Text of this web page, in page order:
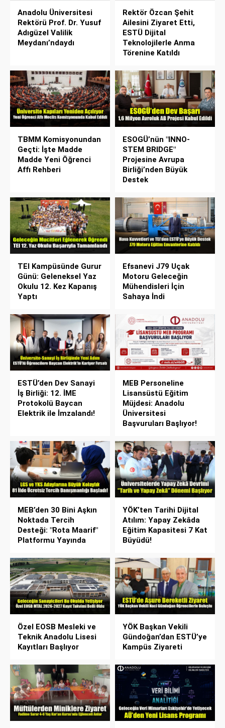
Anadolu Üniversitesi
Rektörü Prof. Dr. Yusuf
Adıgüzel Valilik
Meydanı’ndaydı
Rektör Özcan Şehit
Ailesini Ziyaret Etti,
ESTÜ Dijital
Teknolojilerle Anma
Törenine Katıldı
TBMM Komisyonundan
Geçti: İşte Madde
Madde Yeni Öğrenci
Affı Rehberi
ESOGÜ’nün "INNO-
STEM BRIDGE"
Projesine Avrupa
Birliği’nden Büyük
Destek
TEI Kampüsünde Gurur
Günü: Geleneksel Yaz
Okulu 12. Kez Kapanış
Yaptı
Efsanevi J79 Uçak
Motoru Geleceğin
Mühendisleri İçin
Sahaya İndi
ESTÜ’den Dev Sanayi
İş Birliği: 12. İME
Protokolü Baycan
Elektrik ile İmzalandı!
MEB Personeline
Lisansüstü Eğitim
Müjdesi: Anadolu
Üniversitesi
Başvuruları Başlıyor!
MEB’den 30 Bini Aşkın
Noktada Tercih
Desteği: "Rota Maarif"
Platformu Yayında
YÖK’ten Tarihi Dijital
Atılım: Yapay Zekâda
Eğitim Kapasitesi 7 Kat
Büyüdü!
Özel EOSB Mesleki ve
Teknik Anadolu Lisesi
Kayıtları Başlıyor
YÖK Başkan Vekili
Gündoğan’dan ESTÜ’ye
Kampüs Ziyareti